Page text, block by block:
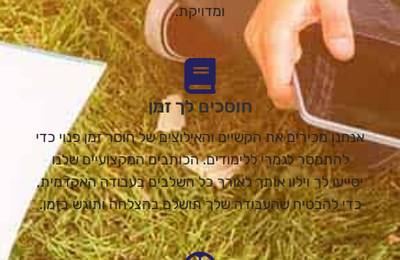
ומדויקת.
חוסכים לך זמן
אנחנו מכירים את הקשיים והאילוצים של חוסר זמן פנוי כדי
להתמסר לגמרי ללימודים. הכותבים המקצועיים שלנו
יסייעו לך וילוו אותך לאורך כל השלבים בעבודה האקדמית,
כדי להבטיח שהעבודה שלך תושלם בהצלחה ותוגש בזמן.